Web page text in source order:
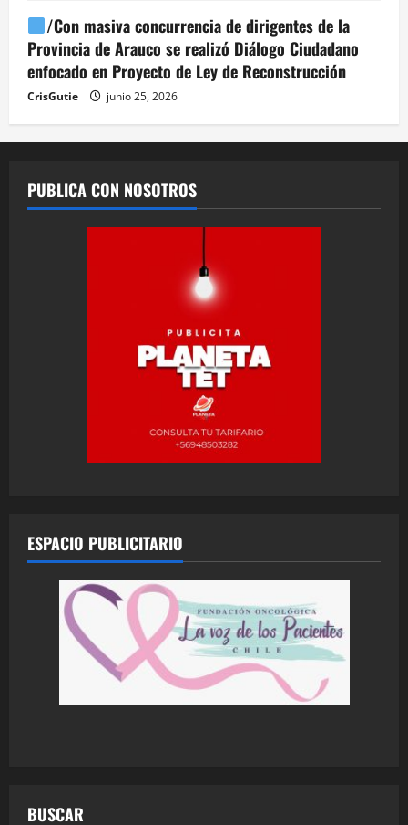
/Con masiva concurrencia de dirigentes de la
Provincia de Arauco se realizó Diálogo Ciudadano
enfocado en Proyecto de Ley de Reconstrucción
CrisGutie junio 25, 2026
PUBLICA CON NOSOTROS
ESPACIO PUBLICITARIO
BUSCAR